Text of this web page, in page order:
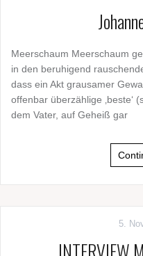
Meerschaum Meerschaum
in den beruhigend
dass ein Akt grausamer
offenbar überzählige ‚beste‘
dem Vater, auf Geheiß gar
5.